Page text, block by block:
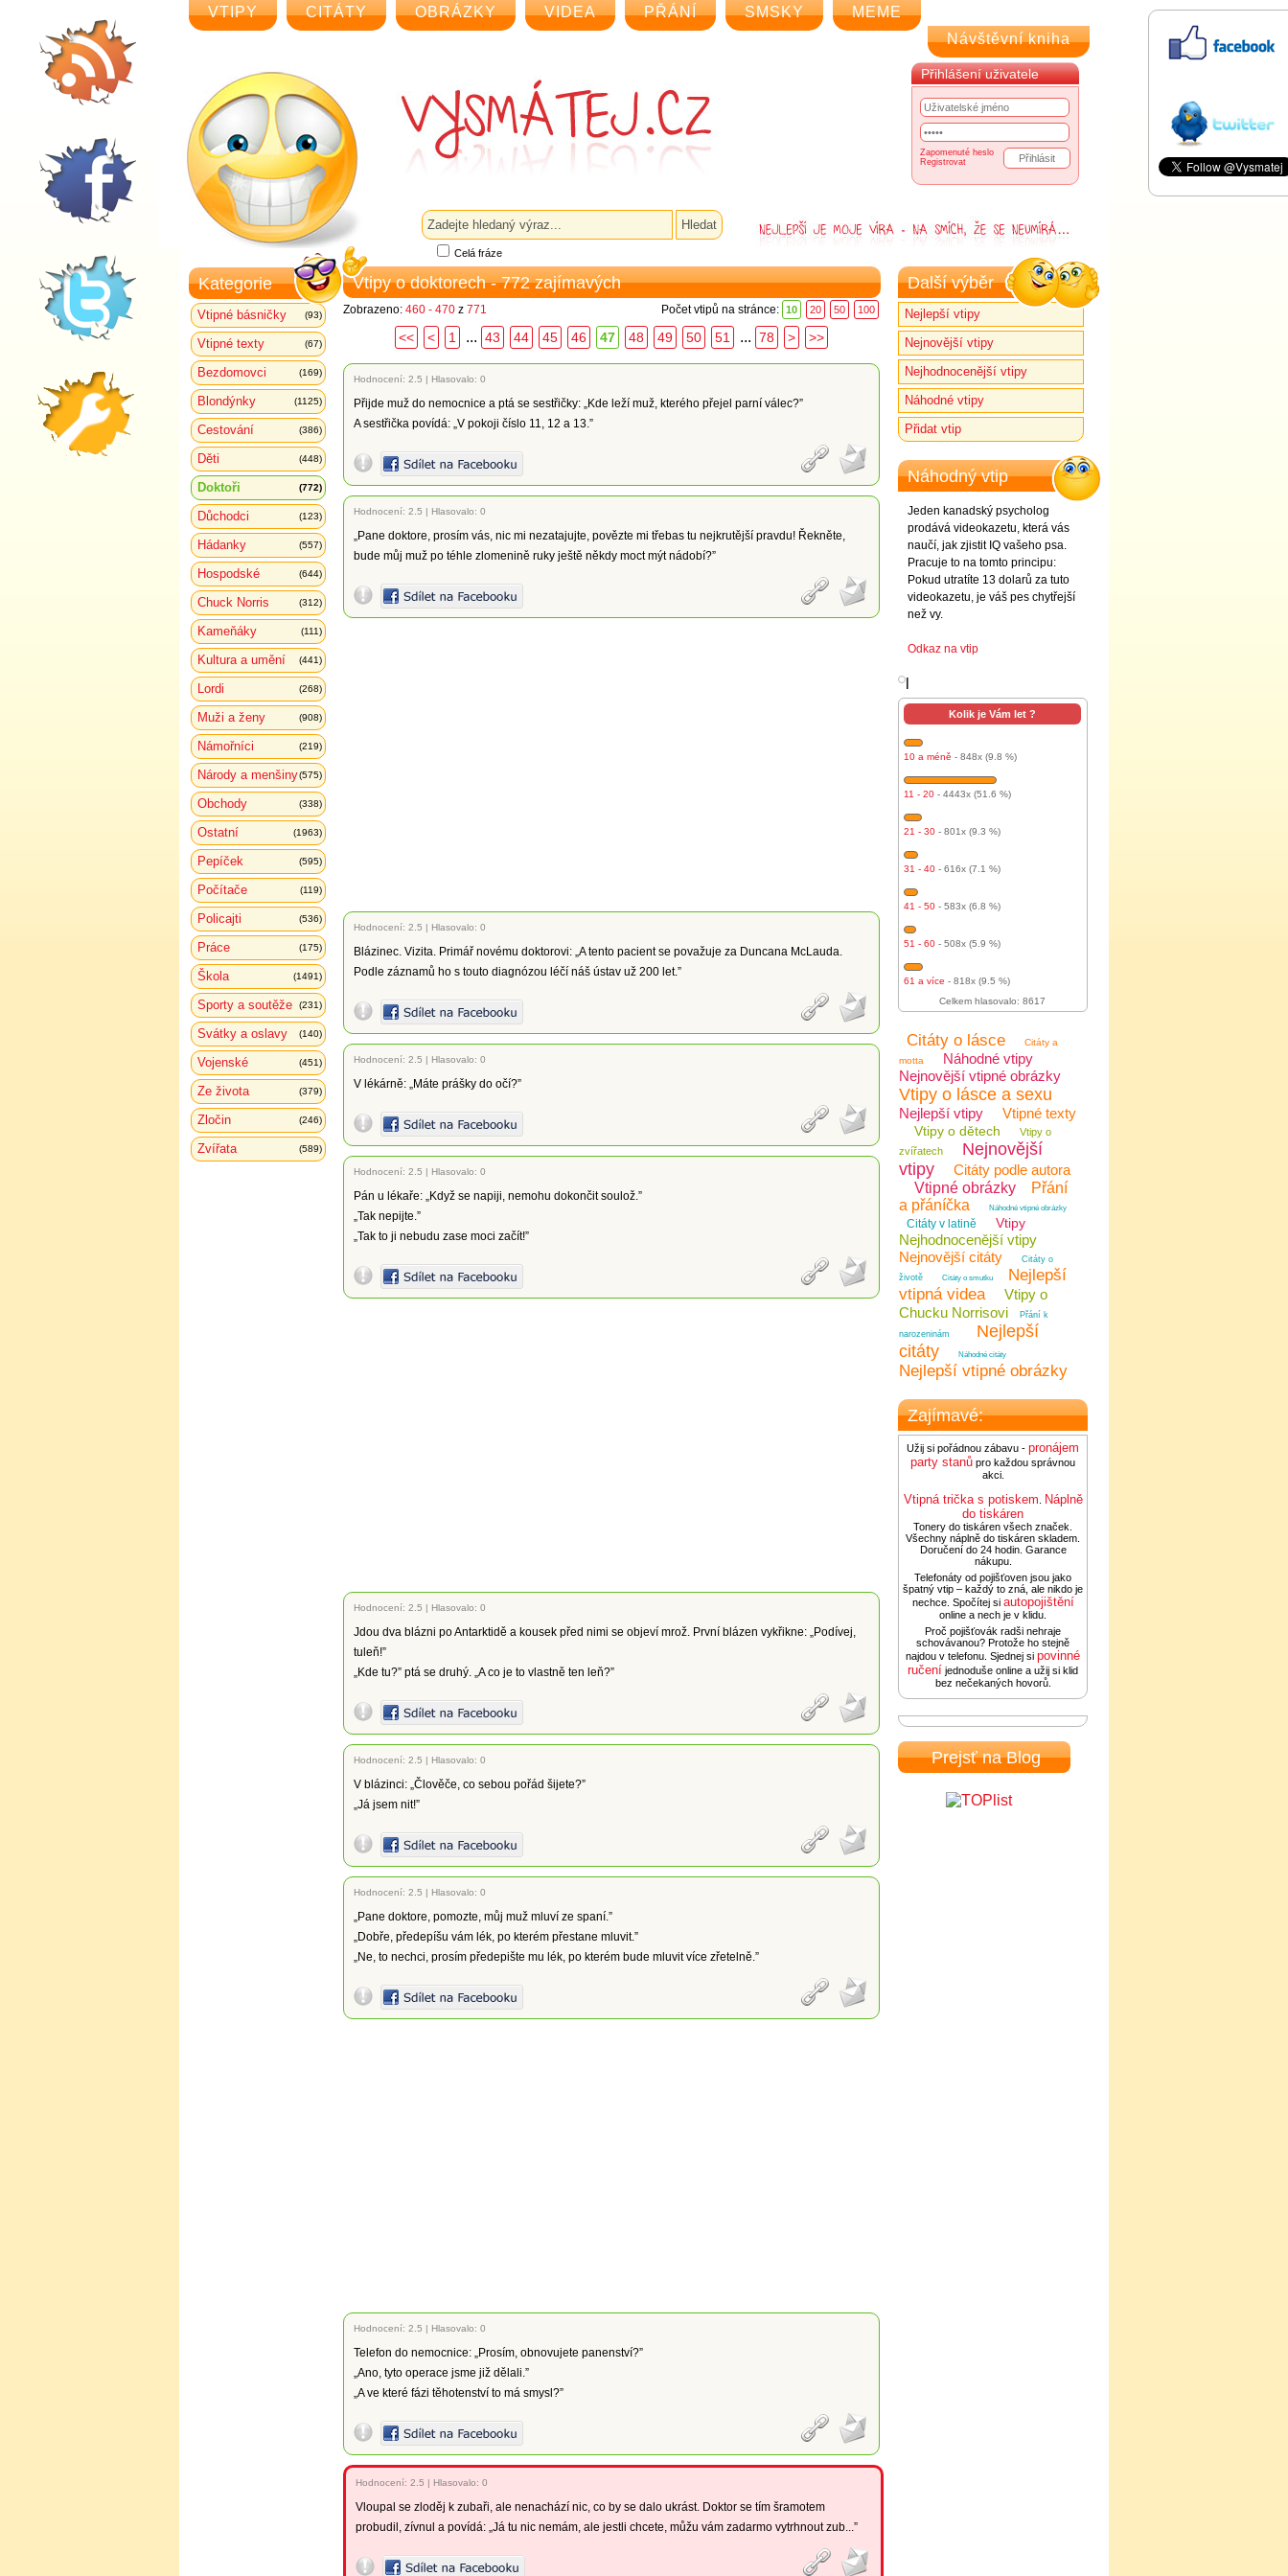
VTIPY CITÁTY OBRÁZKY VIDEA PŘÁNÍ SMSKY
MEME
Návštěvní kniha
Přihlášení uživatele
Zapomenuté heslo
Registrovat
Celá fráze
Kategorie
Vtipné básničky (93)
Vtipné texty (67)
Bezdomovci (169)
Blondýnky (1125)
Cestování (386)
Děti (448)
Doktoři (772)
Důchodci (123)
Hádanky (557)
Hospodské (644)
Chuck Norris (312)
Kameňáky (111)
Kultura a umění (441)
Lordi (268)
Muži a ženy (908)
Námořníci (219)
Národy a menšiny(575)
Obchody (338)
Ostatní (1963)
Pepíček (595)
Počítače (119)
Policajti (536)
Práce (175)
Škola (1491)
Sporty a soutěže (231)
Svátky a oslavy (140)
Vojenské (451)
Ze života (379)
Zločin (246)
Zvířata (589)
Vtipy o doktorech - 772 zajímavých
Zobrazeno: 460 - 470 z 771 Počet vtipů na stránce: 10 20 50 100
<< < 1 ... 43 44 45 46 47 48 49 50 51 ... 78 > >>
Hodnocení: 2.5 | Hlasovalo: 0
Přijde muž do nemocnice a ptá se sestřičky: „Kde leží muž, kterého přejel parní válec?”
A sestřička povídá: „V pokoji číslo 11, 12 a 13.”
Hodnocení: 2.5 | Hlasovalo: 0
„Pane doktore, prosím vás, nic mi nezatajujte, povězte mi třebas tu nejkrutější pravdu! Řekněte,
bude můj muž po téhle zlomenině ruky ještě někdy moct mýt nádobí?”
Hodnocení: 2.5 | Hlasovalo: 0
Blázinec. Vizita. Primář novému doktorovi: „A tento pacient se považuje za Duncana McLauda.
Podle záznamů ho s touto diagnózou léčí náš ústav už 200 let.”
Hodnocení: 2.5 | Hlasovalo: 0
V lékárně: „Máte prášky do očí?”
Hodnocení: 2.5 | Hlasovalo: 0
Pán u lékaře: „Když se napiji, nemohu dokončit soulož.”
„Tak nepijte.”
„Tak to ji nebudu zase moci začít!”
Hodnocení: 2.5 | Hlasovalo: 0
Jdou dva blázni po Antarktidě a kousek před nimi se objeví mrož. První blázen vykřikne: „Podívej,
tuleň!”
„Kde tu?” ptá se druhý. „A co je to vlastně ten leň?”
Hodnocení: 2.5 | Hlasovalo: 0
V blázinci: „Člověče, co sebou pořád šijete?”
„Já jsem nit!”
Hodnocení: 2.5 | Hlasovalo: 0
„Pane doktore, pomozte, můj muž mluví ze spaní.”
„Dobře, předepíšu vám lék, po kterém přestane mluvit.”
„Ne, to nechci, prosím předepište mu lék, po kterém bude mluvit více zřetelně.”
Hodnocení: 2.5 | Hlasovalo: 0
Telefon do nemocnice: „Prosím, obnovujete panenství?”
„Ano, tyto operace jsme již dělali.”
„A ve které fázi těhotenství to má smysl?”
Hodnocení: 2.5 | Hlasovalo: 0
Vloupal se zloděj k zubaři, ale nenachází nic, co by se dalo ukrást. Doktor se tím šramotem
probudil, zívnul a povídá: „Já tu nic nemám, ale jestli chcete, můžu vám zadarmo vytrhnout zub...”
Další výběr
Nejlepší vtipy
Nejnovější vtipy
Nejhodnocenější vtipy
Náhodné vtipy
Přidat vtip
Náhodný vtip
Jeden kanadský psycholog
prodává videokazetu, která vás
naučí, jak zjistit IQ vašeho psa.
Pracuje to na tomto principu:
Pokud utratíte 13 dolarů za tuto
videokazetu, je váš pes chytřejší
než vy.
Odkaz na vtip
Kolik je Vám let ?
10 a méně - 848x (9.8 %)
11 - 20 - 4443x (51.6 %)
21 - 30 - 801x (9.3 %)
31 - 40 - 616x (7.1 %)
41 - 50 - 583x (6.8 %)
51 - 60 - 508x (5.9 %)
61 a více - 818x (9.5 %)
Celkem hlasovalo: 8617
Citáty o lásce
Citáty a
motta
Náhodné vtipy
Nejnovější vtipné obrázky
Vtipy o lásce a sexu
Nejlepší vtipy Vtipné texty
Vtipy o dětech
Vtipy o
zvířatech
Nejnovější
vtipy
Citáty podle autora
Vtipné obrázky
Přání
a přáníčka
Náhodné vtipné obrázky
Citáty v latině Vtipy
Nejhodnocenější vtipy
Nejnovější citáty
Citáty o
životě
Citáty o smutku
Nejlepší
vtipná videa
Vtipy o
Chucku Norrisovi
Přání k
narozeninám
Nejlepší
citáty
Náhodné citáty
Nejlepší vtipné obrázky
Zajímavé:
Užij si pořádnou zábavu - pronájem
party stanů pro každou správnou
akci.
Vtipná trička s potiskem Náplně
do tiskáren
Tonery do tiskáren všech značek.
Všechny náplně do tiskáren skladem.
Doručení do 24 hodin. Garance
nákupu.
Telefonáty od pojišťoven jsou jako
špatný vtip – každý to zná, ale nikdo je
nechce. Spočítej si autopojištění
online a nech je v klidu.
Proč pojišťovák radši nehraje
schovávanou? Protože ho stejně
najdou v telefonu. Sjednej si povinné
ručení jednoduše online a užij si klid
bez nečekaných hovorů.
Prejsť na Blog